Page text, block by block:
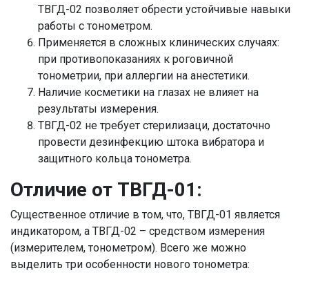
ТВГД-02 позволяет обрести устойчивые навыки
работы с тонометром.
Применяется в сложных клинических случаях:
при противопоказаниях к роговичной
тонометрии, при аллергии на анестетики.
Наличие косметики на глазах не влияет на
результаты измерения.
ТВГД-02 не требует стерилизаци, достаточно
провести дезинфекцию штока вибратора и
защитного кольца тонометра.
Отличие от ТВГД-01:
Существенное отличие в том, что, ТВГД-01 является
индикатором, а ТВГД-02 – средством измерения
(измерителем, тонометром). Всего же можно
выделить три особенности нового тонометра: